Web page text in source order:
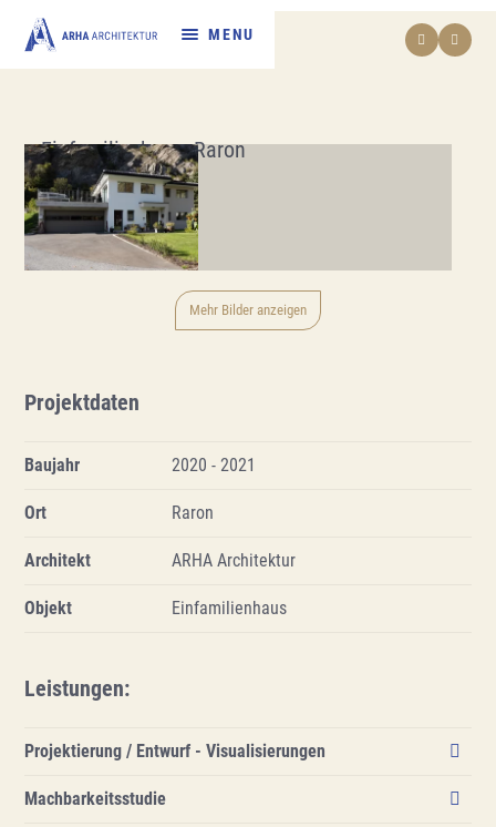
Referenzen
Einfamilienhaus, Raron
Mehr Bilder anzeigen
Projektdaten
Baujahr 2020 - 2021
Ort Raron
Architekt ARHA Architektur
Objekt Einfamilienhaus
Leistungen:
Projektierung / Entwurf - Visualisierungen
Machbarkeitsstudie